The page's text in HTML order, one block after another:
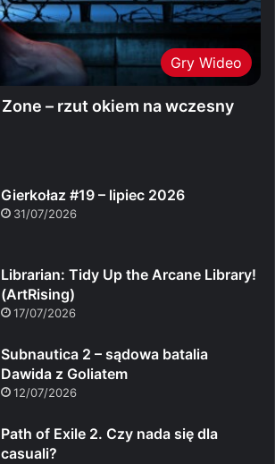
Gry Wideo
– rzut okiem na wczesny
Gierkołaz #19 – lipiec 2026
31/07/2026
Librarian: Tidy Up the Arcane Library!
(ArtRising)
17/07/2026
Subnautica 2 – sądowa batalia
Dawida z Goliatem
12/07/2026
Path of Exile 2. Czy nada się dla
casuali?